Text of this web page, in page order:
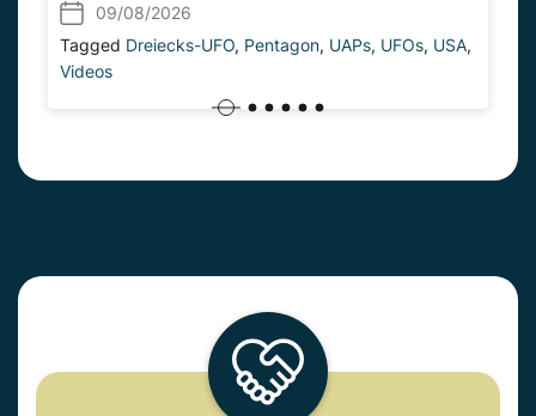
09/08/2026
Tagged Dreiecks-UFO, Pentagon, UAPs, UFOs, USA,
Videos